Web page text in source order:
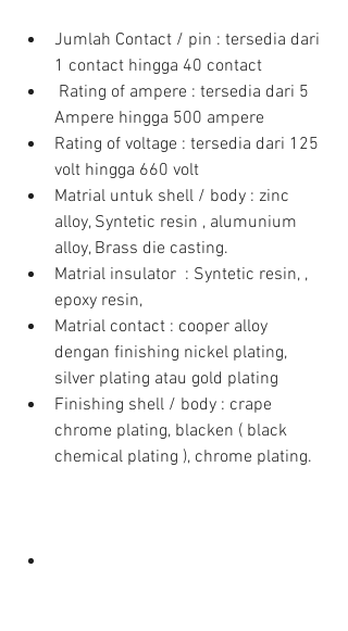
Jumlah Contact / pin : tersedia dari
1 contact hingga 40 contact
Ampere hingga 500 ampere
Rating of voltage : tersedia dari 125
volt hingga 660 volt
Matrial untuk shell / body : zinc
alloy, Syntetic resin , alumunium
alloy, Brass die casting.
Matrial insulator  : Syntetic resin, ,
epoxy resin,
Matrial contact : cooper alloy
dengan finishing nickel plating,
silver plating atau gold plating
Finishing shell / body : crape
chrome plating, blacken ( black
chemical plating ), chrome plating.